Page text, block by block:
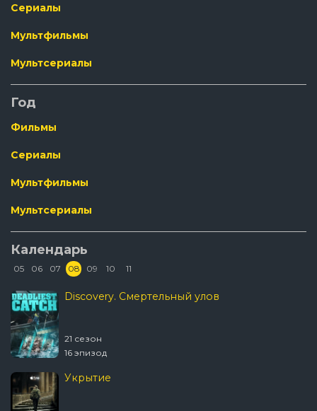
Сериалы
Мультфильмы
Мультсериалы
Год
Фильмы
Сериалы
Мультфильмы
Мультсериалы
Календарь
05 06 07 08 09 10 11
Discovery. Смертельный улов
21 сезон
16 эпизод
Укрытие